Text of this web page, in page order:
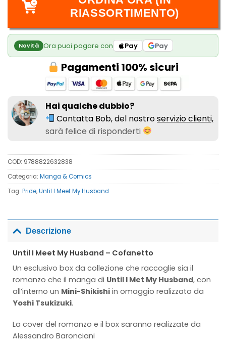
RIASSORTIMENTO)
Novità Ora puoi pagare con Pay Pay
Pagamenti 100% sicuri
Hai qualche dubbio?
Contatta Bob, del nostroservizio clienti,
sarà felice di risponderti
COD: 9788822632838
Categoria: Manga & Comics
Tag: Pride,Until I Meet My Husband
Descrizione
Until I Meet My Husband – Cofanetto
Un esclusivo box da collezione che raccoglie sia il
romanzo che il manga di Until I Met My Husband, con
all’interno un Mini-Shikishi in omaggio realizzato da
Yoshi Tsukizuki.
La cover del romanzo e il box saranno realizzate da
Alessandro Baronciani